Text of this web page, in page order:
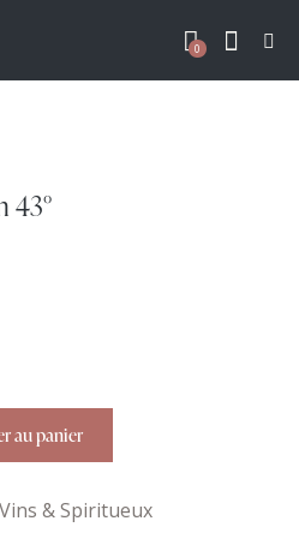
0
43°
au panier
Vins & Spiritueux